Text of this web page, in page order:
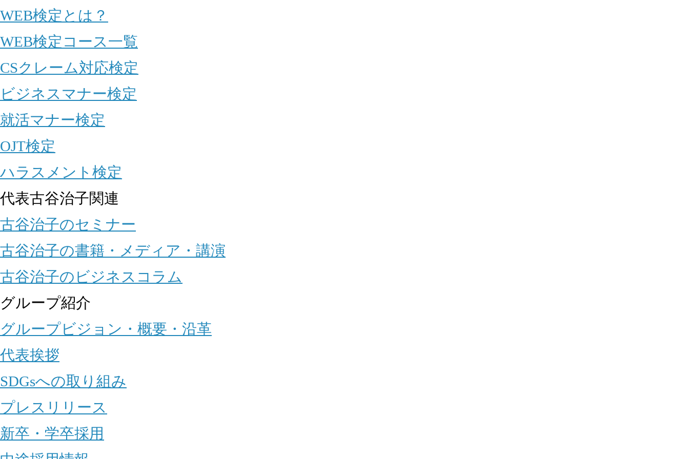
WEB検定とは？
WEB検定コース一覧
CSクレーム対応検定
ビジネスマナー検定
就活マナー検定
OJT検定
ハラスメント検定
代表古谷治子関連
古谷治子のセミナー
古谷治子の書籍・メディア・講演
古谷治子のビジネスコラム
グループ紹介
グループビジョン・概要・沿革
代表挨拶
SDGsへの取り組み
プレスリリース
新卒・学卒採用